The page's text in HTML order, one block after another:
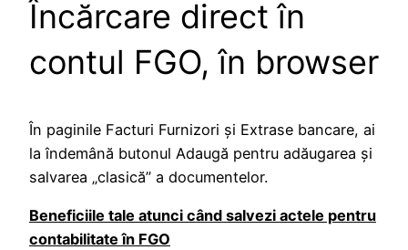
Încărcare direct în
contul FGO, în browser
În paginile Facturi Furnizori și Extrase bancare, ai
la îndemână butonul Adaugă pentru adăugarea și
salvarea „clasică” a documentelor.
Beneficiile tale atunci când salvezi actele pentru
contabilitate în FGO